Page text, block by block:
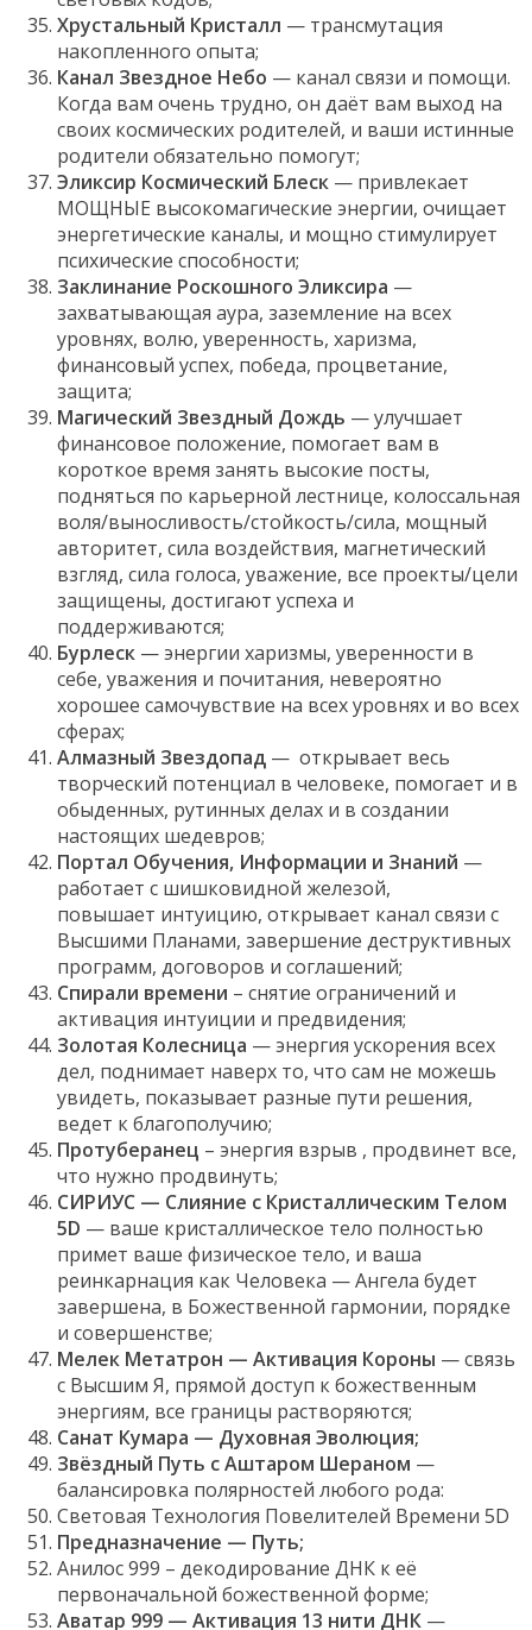
Хрустальный Кристалл — трансмутация
накопленного опыта;
Канал Звездное Небо — канал связи и помощи.
Когда вам очень трудно, он даёт вам выход на
своих космических родителей, и ваши истинные
родители обязательно помогут;
Эликсир Космический Блеск — привлекает
МОЩНЫЕ высокомагические энергии, очищает
энергетические каналы, и мощно стимулирует
психические способности;
Заклинание Роскошного Эликсира —
захватывающая аура, заземление на всех
уровнях, волю, уверенность, харизма,
финансовый успех, победа, процветание,
защита;
Магический Звездный Дождь — улучшает
финансовое положение, помогает вам в
короткое время занять высокие посты,
подняться по карьерной лестнице, колоссальная
воля/выносливость/стойкость/сила, мощный
авторитет, сила воздействия, магнетический
взгляд, сила голоса, уважение, все проекты/цели
защищены, достигают успеха и
поддерживаются;
Бурлеск — энергии харизмы, уверенности в
себе, уважения и почитания, невероятно
хорошее самочувствие на всех уровнях и во всех
сферах;
Алмазный Звездопад — открывает весь
творческий потенциал в человеке, помогает и в
обыденных, рутинных делах и в создании
настоящих шедевров;
Портал Обучения, Информации и Знаний —
работает с шишковидной железой,
повышает интуицию, открывает канал связи с
Высшими Планами, завершение деструктивных
программ, договоров и соглашений;
Спирали времени – снятие ограничений и
активация интуиции и предвидения;
Золотая Колесница — энергия ускорения всех
дел, поднимает наверх то, что сам не можешь
увидеть, показывает разные пути решения,
ведет к благополучию;
Протуберанец – энергия взрыв , продвинет все,
что нужно продвинуть;
СИРИУС — Слияние с Кристаллическим Телом
5D — ваше кристаллическое тело полностью
примет ваше физическое тело, и ваша
реинкарнация как Человека — Ангела будет
завершена, в Божественной гармонии, порядке
и совершенстве;
Мелек Метатрон — Активация Короны — связь
с Высшим Я, прямой доступ к божественным
энергиям, все границы растворяются;
Санат Кумара — Духовная Эволюция;
Звёздный Путь с Аштаром Шераном —
балансировка полярностей любого рода:
Световая Технология Повелителей Времени 5D
Предназначение — Путь;
Анилос 999 – декодирование ДНК к её
первоначальной божественной форме;
Аватар 999 — Активация 13 нити ДНК —